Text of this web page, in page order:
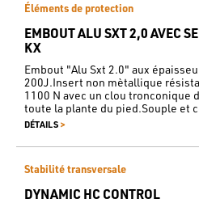
Éléments de protection
EMBOUT ALU SXT 2,0 AVEC
KX
Embout "Alu Sxt 2.0" aux
200J.Insert non mètallique
1100 N avec un clou tronconique
toute la plante du pied.Souple et
DÉTAILS >
Stabilité transversale
DYNAMIC HC CONTROL